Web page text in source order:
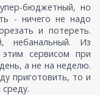
бюджетный, но
- ничего не надо
и потереть.
небанальный. Из
сервисом при
а не на неделю.
приготовить, то и